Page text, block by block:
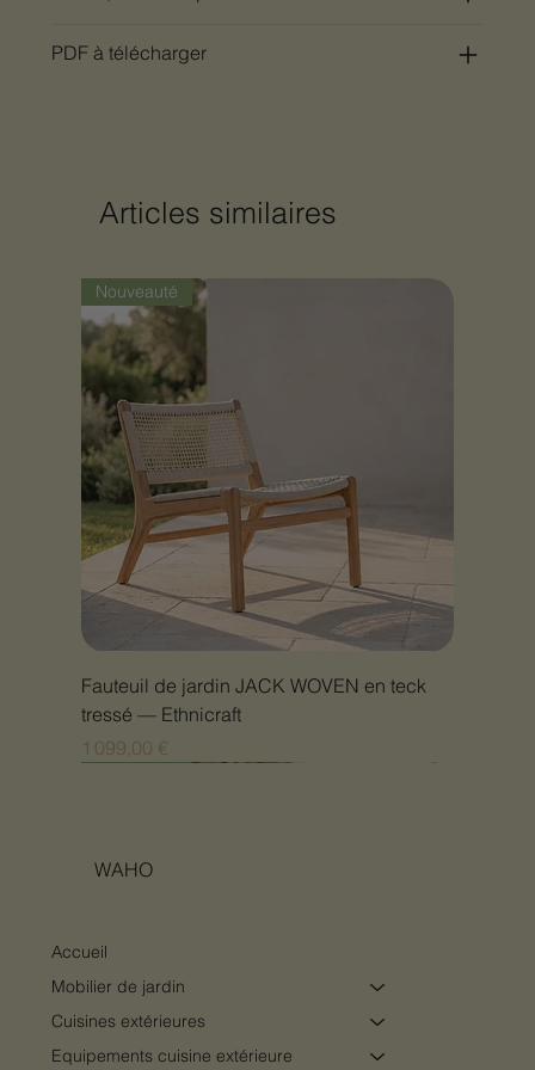
PDF à télécharger
Articles similaires
Nouveauté
Fauteuil de jardin JACK WOVEN en teck
tressé — Ethnicraft
Prix
1 099,00 €
WAHO
Accueil
Mobilier de jardin
Cuisines extérieures
Equipements cuisine extérieure